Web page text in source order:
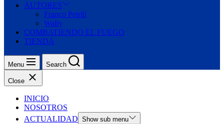
AUTORES
Franco Petrili
Wally
COMBATIENDO EL FUEGO
TIENDA
Menu Search
Close
INICIO
NOSOTROS
ACTUALIDAD Show sub menu